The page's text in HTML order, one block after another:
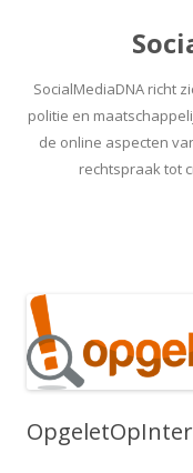
SocialMediaDNA richt
politie en
de online aspecten
rechtspraak tot